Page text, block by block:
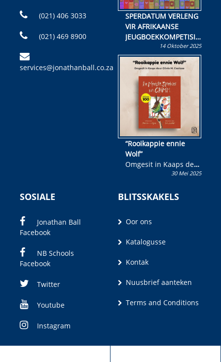
(021) 406 3033
(021) 469 8900
services@jonathanball.co.za
SPERDATUM VERLENG
VIR AFRIKAANSE
JEUGBOEKKOMPETISIE
Skryf ’n jeugboek of
kinderboek en staan ’n
kans om R50 000 te
wen!
14 Oktober 2025
“Rooikappie ennie
Wolf”
Omgesit in Kaaps deur
Olivia M. Coetzee30 Mei 2025
SOSIALE
Jonathan Ball
Facebook
NB Schools
Facebook
Twitter
Youtube
Instagram
BLITSSKAKELS
Oor ons
Katalogusse
Kontak
Nuusbrief aanteken
Terms and Conditions